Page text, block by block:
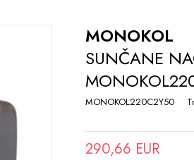
MONOKOL
SUNČANE
MONOKOL220C2Y50
290,66 EUR